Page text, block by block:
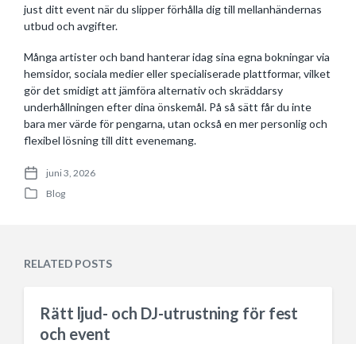
just ditt event när du slipper förhålla dig till mellanhändernas
utbud och avgifter.
Många artister och band hanterar idag sina egna bokningar via
hemsidor, sociala medier eller specialiserade plattformar, vilket
gör det smidigt att jämföra alternativ och skräddarsy
underhållningen efter dina önskemål. På så sätt får du inte
bara mer värde för pengarna, utan också en mer personlig och
flexibel lösning till ditt evenemang.
P
t
juni 3, 2026
P
d
Blog
RELATED POSTS
Rätt ljud- och DJ-utrustning för fest
och event